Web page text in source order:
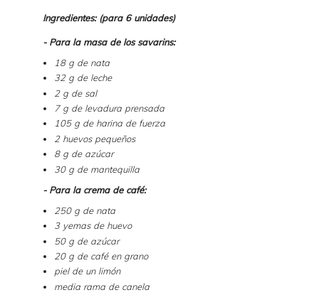
Ingredientes: (para 6 unidades)
- Para la masa de los savarins:
18 g de nata
32 g de leche
2 g de sal
7 g de levadura prensada
105 g de harina de fuerza
2 huevos pequeños
8 g de azúcar
30 g de mantequilla
- Para la crema de café:
250 g de nata
3 yemas de huevo
50 g de azúcar
20 g de café en grano
piel de un limón
media rama de canela